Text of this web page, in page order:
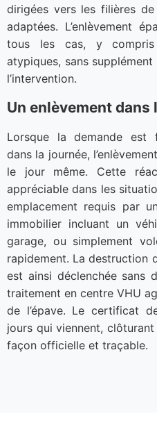
dirigées vers les filières
adaptées. L’enlèvement
tous les cas, y
atypiques, sans
l’intervention.
Un enlèvement dans
Lorsque la demande est
dans la journée,
le jour même. Cette
appréciable dans les
emplacement requis par
immobilier incluant un
garage, ou simplement
rapidement. La destruction
est ainsi déclenchée sans
traitement en centre VHU
de l’épave. Le certificat
jours qui viennent, clôturant
façon officielle et traçable.